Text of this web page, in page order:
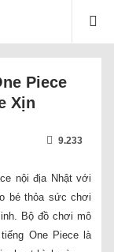
Piece
Xịn
9.233
nội địa Nhật với
bé thỏa sức chơi
Bộ đồ chơi mô
One Piece là